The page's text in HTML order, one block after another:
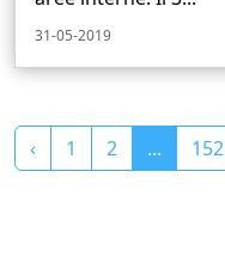
31-05-2019
‹ 1 2 ... 152